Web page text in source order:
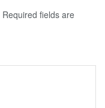
Required fields are